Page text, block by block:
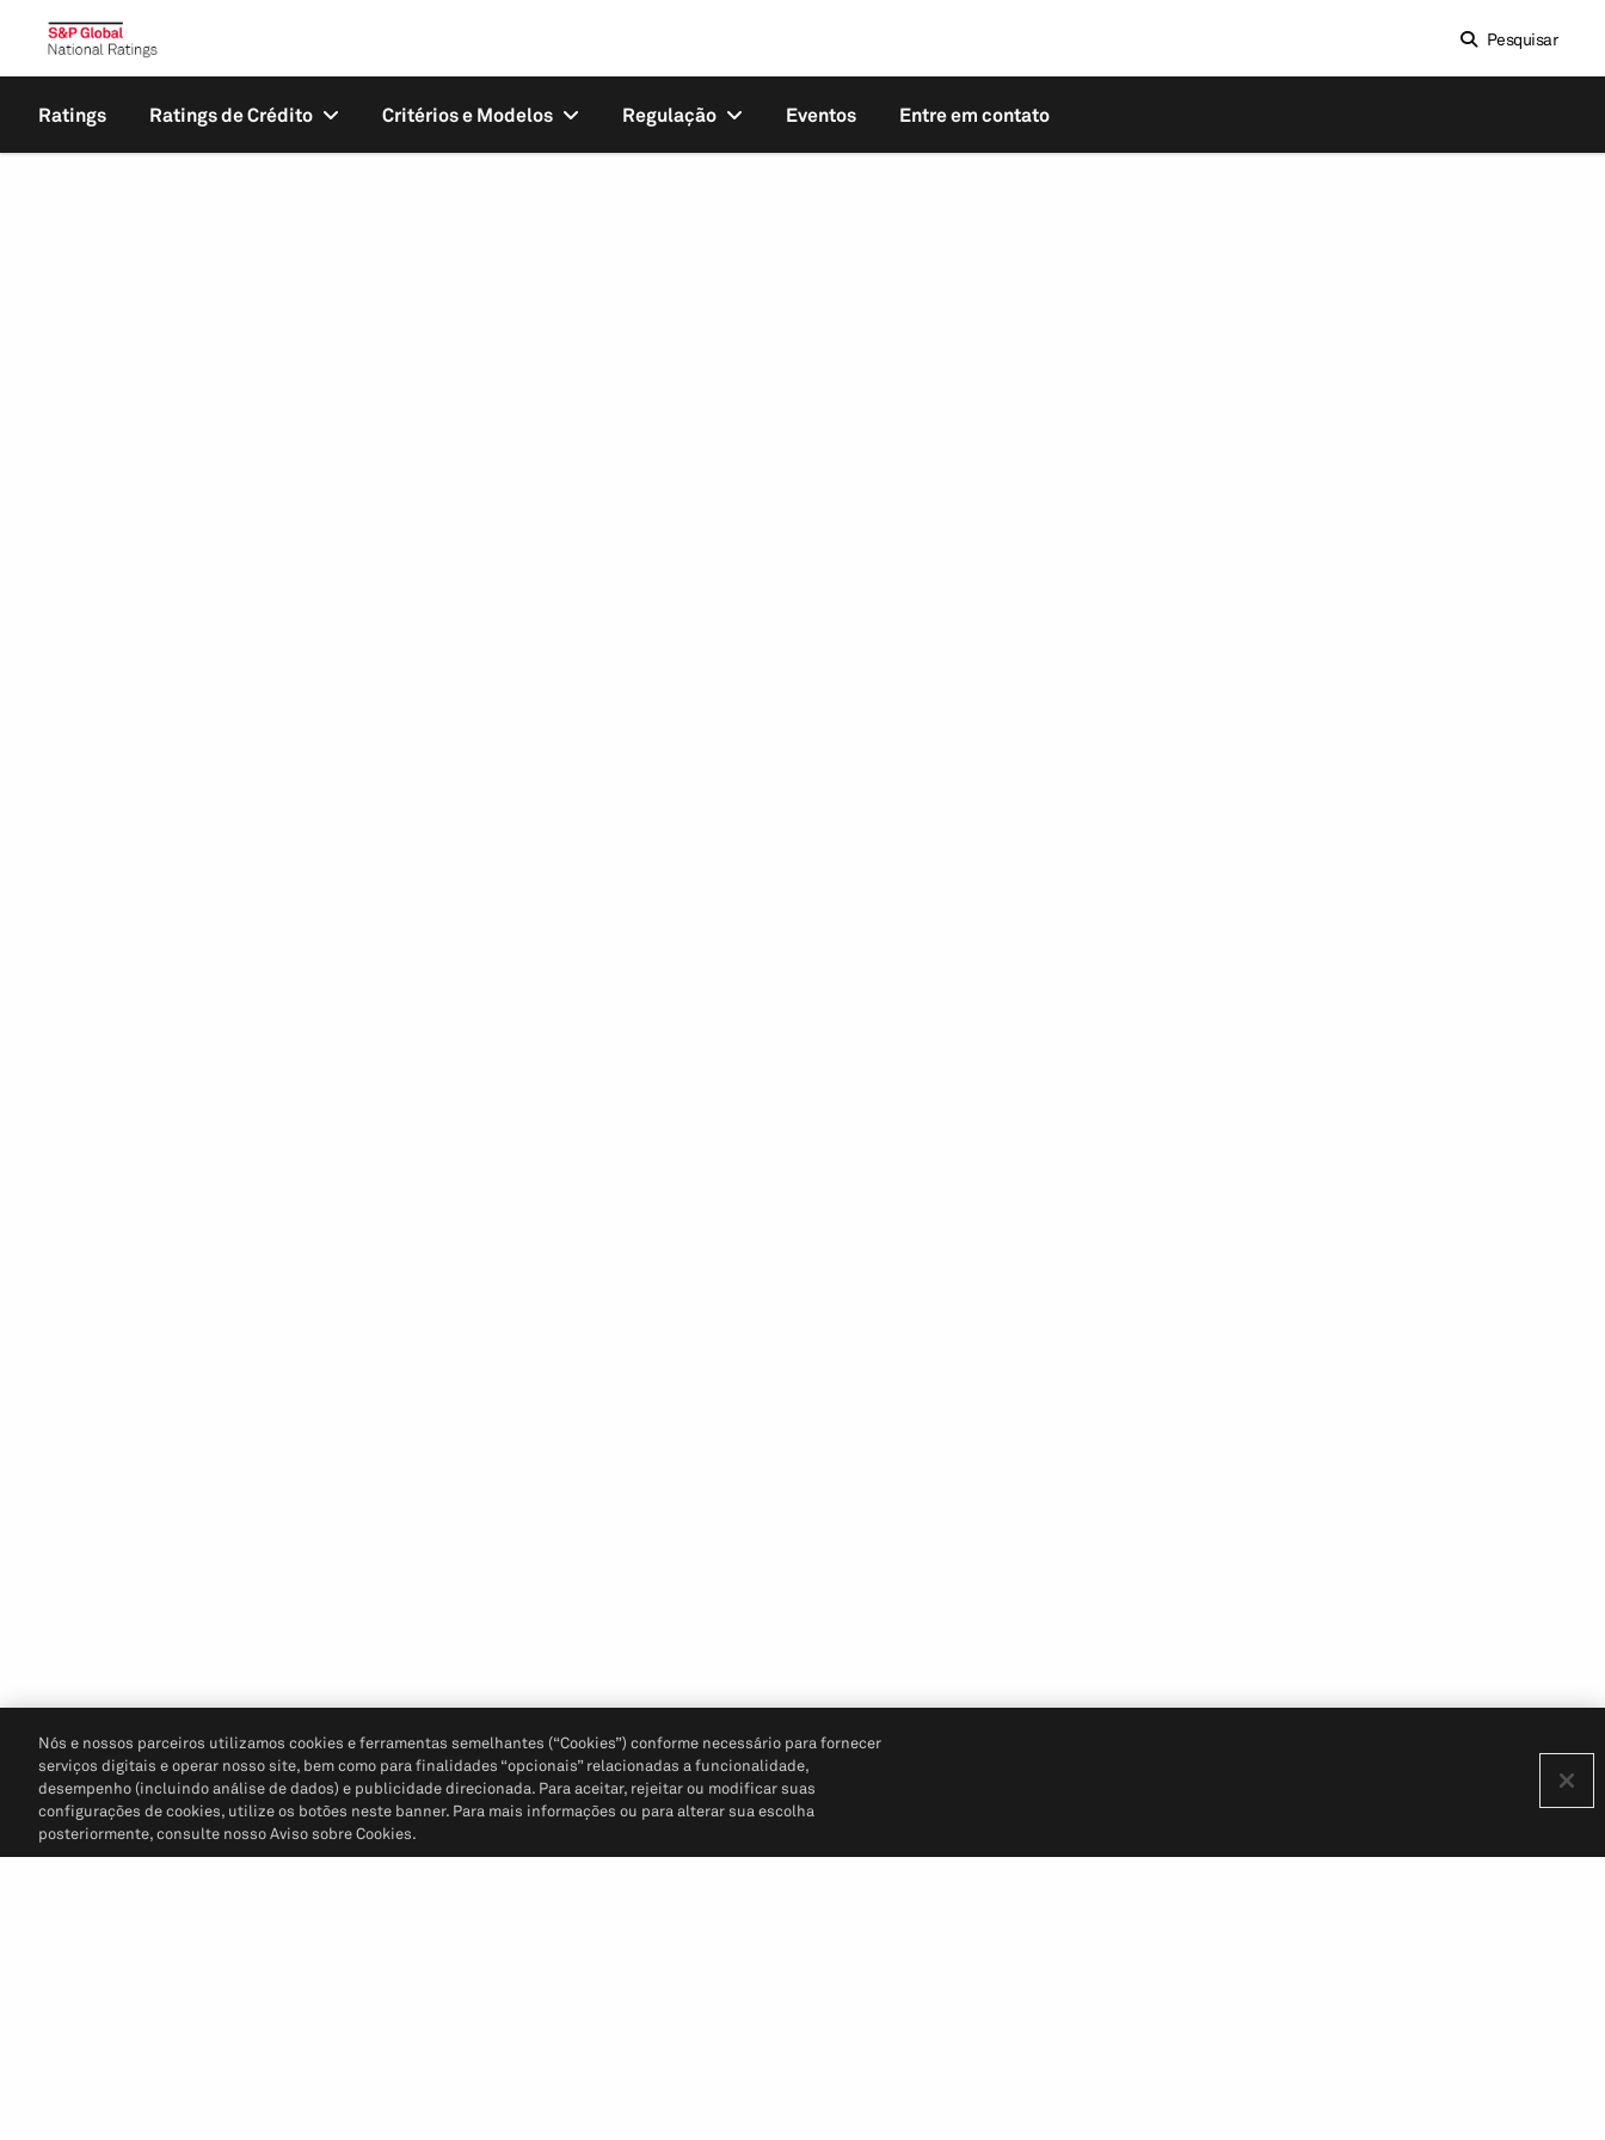
Pesquisar
Ratings Ratings de Crédito Critérios e Modelos Regulação Eventos Entre em contato
Nós e nossos parceiros utilizamos cookies e ferramentas semelhantes (“Cookies”) conforme necessário para fornecer
serviços digitais e operar nosso site, bem como para finalidades “opcionais” relacionadas a funcionalidade,
desempenho (incluindo análise de dados) e publicidade direcionada. Para aceitar, rejeitar ou modificar suas
configurações de cookies, utilize os botões neste banner. Para mais informações ou para alterar sua escolha
posteriormente, consulte nosso Aviso sobre Cookies.